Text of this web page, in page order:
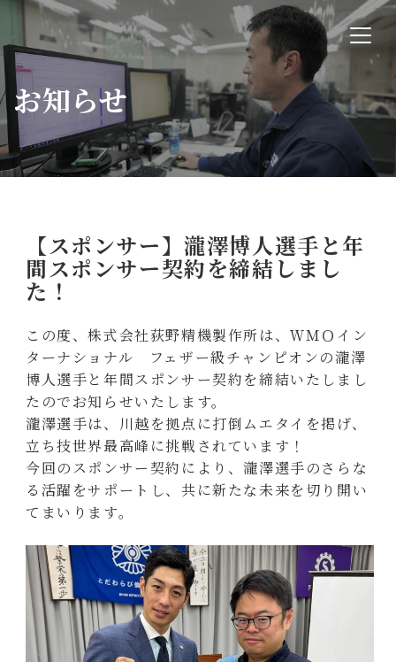
お知らせ
【スポンサー】瀧澤博人選手と年
間スポンサー契約を締結しまし
た！
この度、株式会社荻野精機製作所は、ＷＭＯイン
ターナショナル フェザー級チャンピオンの瀧澤
博人選手と年間スポンサー契約を締結いたしまし
たのでお知らせいたします。
瀧澤選手は、川越を拠点に打倒ムエタイを掲げ、
立ち技世界最高峰に挑戦されています！
今回のスポンサー契約により、瀧澤選手のさらな
る活躍をサポートし、共に新たな未来を切り開い
てまいります。